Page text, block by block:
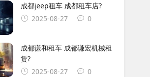
成都jeep租车 成都租车店?
2025-08-27
0
成都谦和租车 成都谦宏机械租
赁?
2025-08-27
0